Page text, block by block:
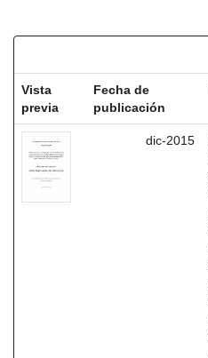
Vista
previa
Fecha de
publicación
dic-2015